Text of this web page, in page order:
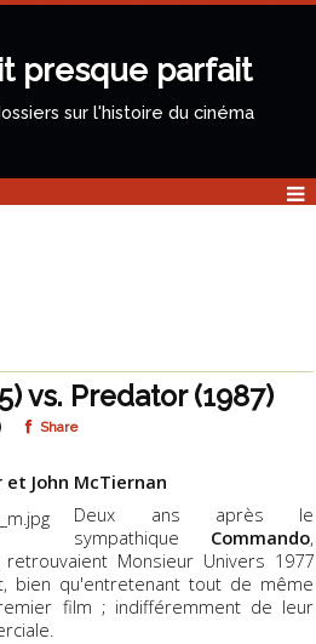
presque parfait
sur l'histoire du cinéma
vs. Predator (1987)
Share
John McTiernan
Deux ans après le
sympathique Commando,
Monsieur Univers 1977
bien qu'entretenant tout de même
film ; indifféremment de leur